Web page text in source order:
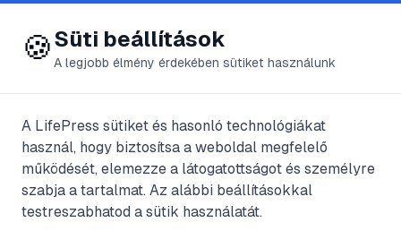
😍 LifePress
@Tyrannosaurus
2024. szeptember 12. 4 perc olvasás
Affektus
🍪Süti beállítások
A legjobb élmény érdekében sütiket használunk
A LifePress sütiket és hasonló technológiákat
használ, hogy biztosítsa a weboldal megfelelő
működését, elemezze a látogatottságot és személyre
szabja a tartalmat. Az alábbi beállításokkal
testreszabhatod a sütik használatát.